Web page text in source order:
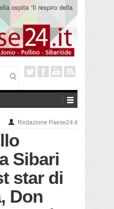
ospita “Il respiro della
365
Redazione Paese24.it
Sibari
star di
Don